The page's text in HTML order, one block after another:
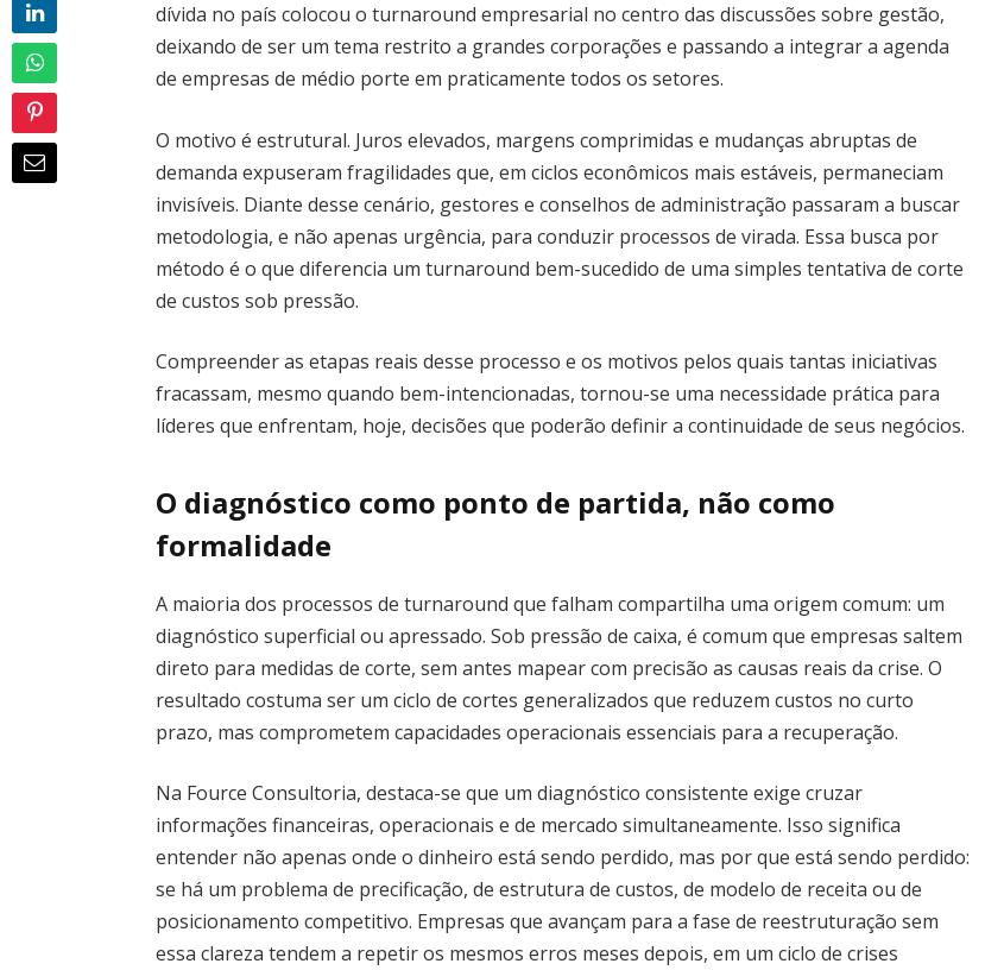
dívida no país colocou o turnaround empresarial no centro das discussões sobre gestão,
deixando de ser um tema restrito a grandes corporações e passando a integrar a agenda
de empresas de médio porte em praticamente todos os setores.
O motivo é estrutural. Juros elevados, margens comprimidas e mudanças abruptas de
demanda expuseram fragilidades que, em ciclos econômicos mais estáveis, permaneciam
invisíveis. Diante desse cenário, gestores e conselhos de administração passaram a buscar
metodologia, e não apenas urgência, para conduzir processos de virada. Essa busca por
método é o que diferencia um turnaround bem-sucedido de uma simples tentativa de corte
de custos sob pressão.
Compreender as etapas reais desse processo e os motivos pelos quais tantas iniciativas
fracassam, mesmo quando bem-intencionadas, tornou-se uma necessidade prática para
líderes que enfrentam, hoje, decisões que poderão definir a continuidade de seus negócios.
O diagnóstico como ponto de partida, não como
formalidade
A maioria dos processos de turnaround que falham compartilha uma origem comum: um
diagnóstico superficial ou apressado. Sob pressão de caixa, é comum que empresas saltem
direto para medidas de corte, sem antes mapear com precisão as causas reais da crise. O
resultado costuma ser um ciclo de cortes generalizados que reduzem custos no curto
prazo, mas comprometem capacidades operacionais essenciais para a recuperação.
Na Fource Consultoria, destaca-se que um diagnóstico consistente exige cruzar
informações financeiras, operacionais e de mercado simultaneamente. Isso significa
entender não apenas onde o dinheiro está sendo perdido, mas por que está sendo perdido:
se há um problema de precificação, de estrutura de custos, de modelo de receita ou de
posicionamento competitivo. Empresas que avançam para a fase de reestruturação sem
essa clareza tendem a repetir os mesmos erros meses depois, em um ciclo de crises